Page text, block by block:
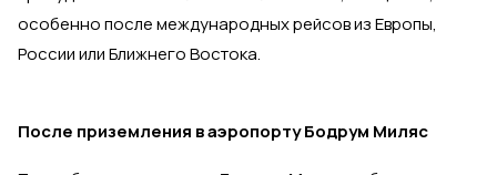
особенно после международных рейсов из Европы,
России или Ближнего Востока.
После приземления в аэропорту Бодрум Миляс